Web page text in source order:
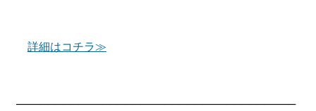
詳細はコチラ≫
────────────────────────────────────